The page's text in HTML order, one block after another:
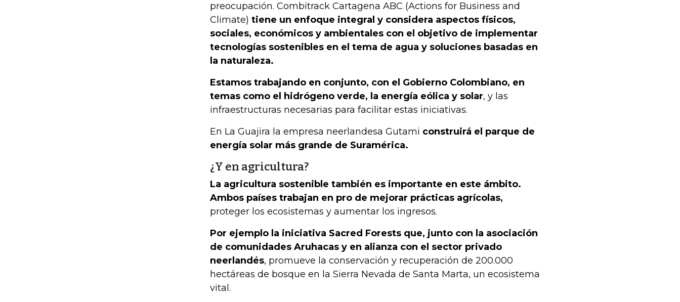
preocupación. Combitrack Cartagena ABC (Actions for Business and
Climate) tiene un enfoque integral y considera aspectos físicos,
sociales, económicos y ambientales con el objetivo de implementar
tecnologías sostenibles en el tema de agua y soluciones basadas en
la naturaleza.
Estamos trabajando en conjunto, con el Gobierno Colombiano, en
temas como el hidrógeno verde, la energía eólica y solar, y las
infraestructuras necesarias para facilitar estas iniciativas.
En La Guajira la empresa neerlandesa Gutami construirá el parque de
energía solar más grande de Suramérica.
¿Y en agricultura?
La agricultura sostenible también es importante en este ámbito.
Ambos países trabajan en pro de mejorar prácticas agrícolas,
proteger los ecosistemas y aumentar los ingresos.
Por ejemplo la iniciativa Sacred Forests que, junto con la asociación
de comunidades Aruhacas y en alianza con el sector privado
neerlandés, promueve la conservación y recuperación de 200.000
hectáreas de bosque en la Sierra Nevada de Santa Marta, un ecosistema
vital.